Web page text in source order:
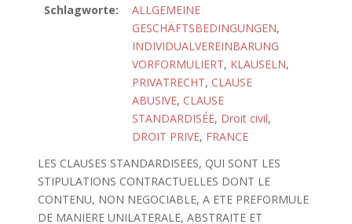
Schlagworte:
ALLGEMEINE
GESCHÄFTSBEDINGUNGEN,
INDIVIDUALVEREINBARUNG
VORFORMULIERT, KLAUSELN,
PRIVATRECHT, CLAUSE
ABUSIVE, CLAUSE
STANDARDISÉE, Droit civil,
DROIT PRIVE, FRANCE
LES CLAUSES STANDARDISEES, QUI SONT LES
STIPULATIONS CONTRACTUELLES DONT LE
CONTENU, NON NEGOCIABLE, A ETE PREFORMULE
DE MANIERE UNILATERALE, ABSTRAITE ET